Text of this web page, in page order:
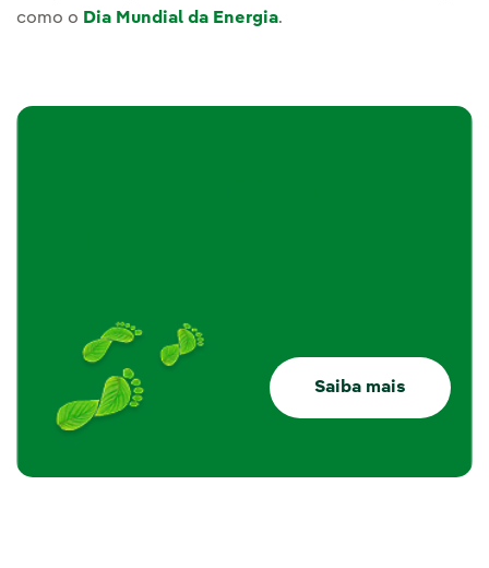
como o Dia Mundial da Energia.
Saiba mais